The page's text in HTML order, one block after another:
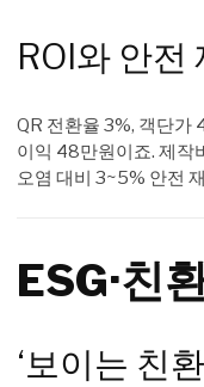
ROI와 안전
QR 전환율 3%, 객단가
이익 48만원이죠. 제작
오염 대비 3~5% 안전
ESG·친
‘보이는 친